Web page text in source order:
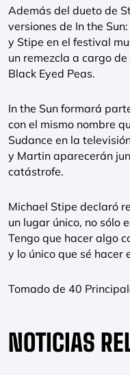
Además del dueto de
versiones de In the
y Stipe en el festival
un remezcla a cargo
Black Eyed Peas.
In the Sun formará
con el mismo nombre
Sudance en la
y Martin aparecerán
catástrofe.
Michael Stipe declaró
un lugar único, no sólo
Tengo que hacer algo
y lo único que sé hacer
Tomado de 40
NOTICIAS